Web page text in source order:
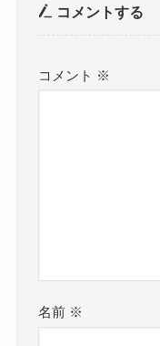
コメントする
コメント ※
名前 ※